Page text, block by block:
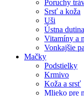
Poruchy
Srsť a koža
Uši
Ústna
Vitamíny a
Vonkajšie
Mačky
Podstielky
Krmivo
Koža a srsť
Mlieko pre